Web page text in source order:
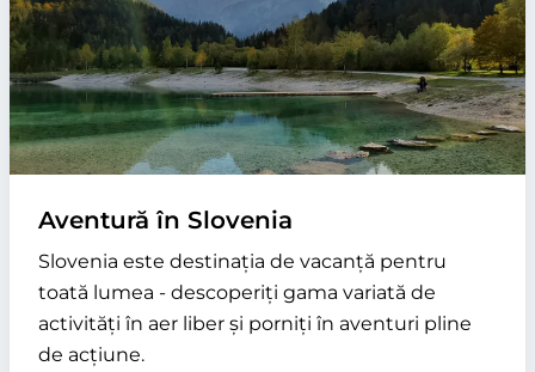
Aventură în Slovenia
Slovenia este destinația de vacanță pentru
toată lumea - descoperiți gama variată de
activități în aer liber și porniți în aventuri pline
de acțiune.